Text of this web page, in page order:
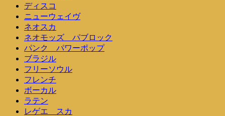
ディスコ
ニューウェイヴ
ネオスカ
ネオモッズ パブロック
パンク パワーポップ
ブラジル
フリーソウル
フレンチ
ボーカル
ラテン
レゲエ スカ